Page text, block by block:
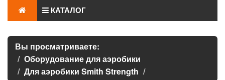
КАТАЛОГ
Вы просматриваете:
Оборудование для аэробики
Для аэробики Smith Strength